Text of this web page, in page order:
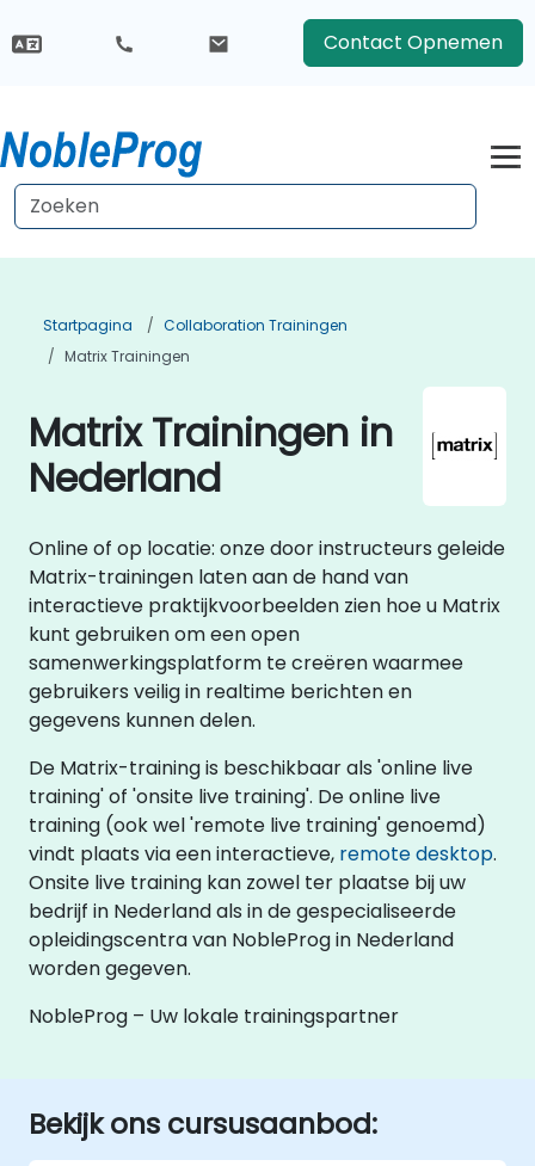
Contact Opnemen
Startpagina
Collaboration Trainingen
Matrix Trainingen
Matrix Trainingen in
Nederland
Online of op locatie: onze door instructeurs geleide
Matrix-trainingen laten aan de hand van
interactieve praktijkvoorbeelden zien hoe u Matrix
kunt gebruiken om een open
samenwerkingsplatform te creëren waarmee
gebruikers veilig in realtime berichten en
gegevens kunnen delen.
De Matrix-training is beschikbaar als 'online live
training' of 'onsite live training'. De online live
training (ook wel 'remote live training' genoemd)
vindt plaats via een interactieve, remote desktop.
Onsite live training kan zowel ter plaatse bij uw
bedrijf in Nederland als in de gespecialiseerde
opleidingscentra van NobleProg in Nederland
worden gegeven.
NobleProg – Uw lokale trainingspartner
Bekijk ons cursusaanbod: